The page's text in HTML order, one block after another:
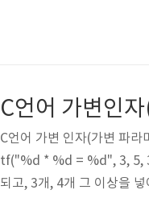
C언어 가변인
C언어 가변 인자(가변 파
tf("%d * %d = %d", 3, 5,
되고, 3개, 4개 그 이상을